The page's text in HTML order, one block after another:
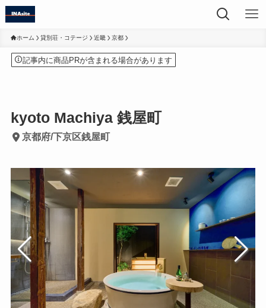
ホーム 貸別荘・コテージ 近畿 京都
記事内に商品PRが含まれる場合があります
kyoto Machiya 銭屋町
京都府/下京区銭屋町